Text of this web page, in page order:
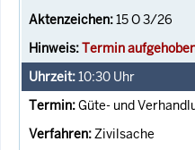
15 O 3/26
Termin
10:30 Uhr
Güte- und
Zivilsache